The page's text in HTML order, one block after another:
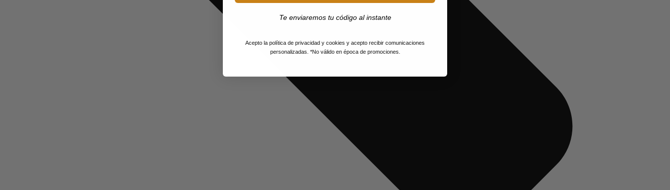
Te enviaremos tu código al instante
Acepto la política de privacidad y cookies y acepto recibir comunicaciones
personalizadas. *No válido en época de promociones.